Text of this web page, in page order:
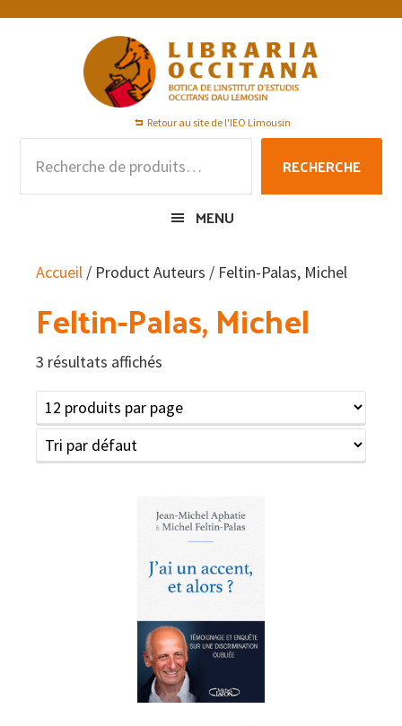
Passer
Passer
Passer
Retour au site de l'IEO Limousin
pour :
RECHERCHE
MENU
Accueil / Product Auteurs / Feltin-Palas, Michel
Feltin-Palas, Michel
3 résultats affichés